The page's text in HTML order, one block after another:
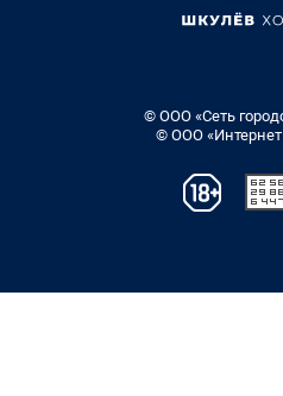
© ООО «Сеть
© ООО «Интернет